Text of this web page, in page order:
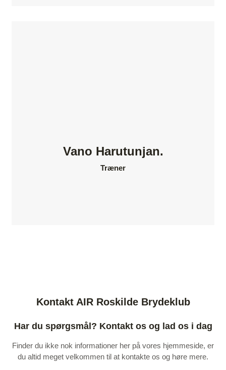
Vano Harutunjan.
Træner
Kontakt AIR Roskilde Brydeklub
Har du spørgsmål? Kontakt os og lad os i dag
Finder du ikke nok informationer her på vores hjemmeside, er
du altid meget velkommen til at kontakte os og høre mere.